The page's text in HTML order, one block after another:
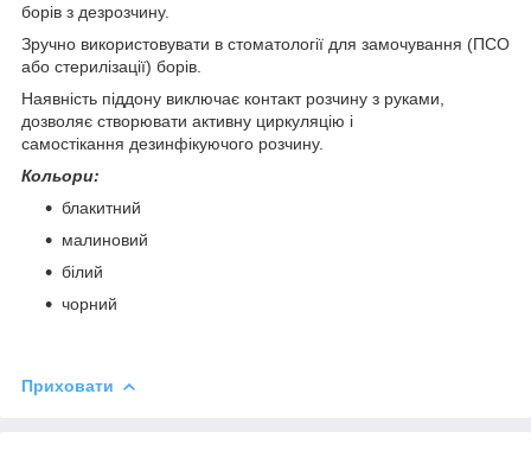
борів з дезрозчину.
Зручно використовувати в стоматології для замочування (ПСО
або стерилізації) борів.
Наявність піддону виключає контакт розчину з руками,
дозволяє створювати активну циркуляцію і
самостікання дезинфікуючого розчину.
Кольори:
блакитний
малиновий
білий
чорний
Приховати